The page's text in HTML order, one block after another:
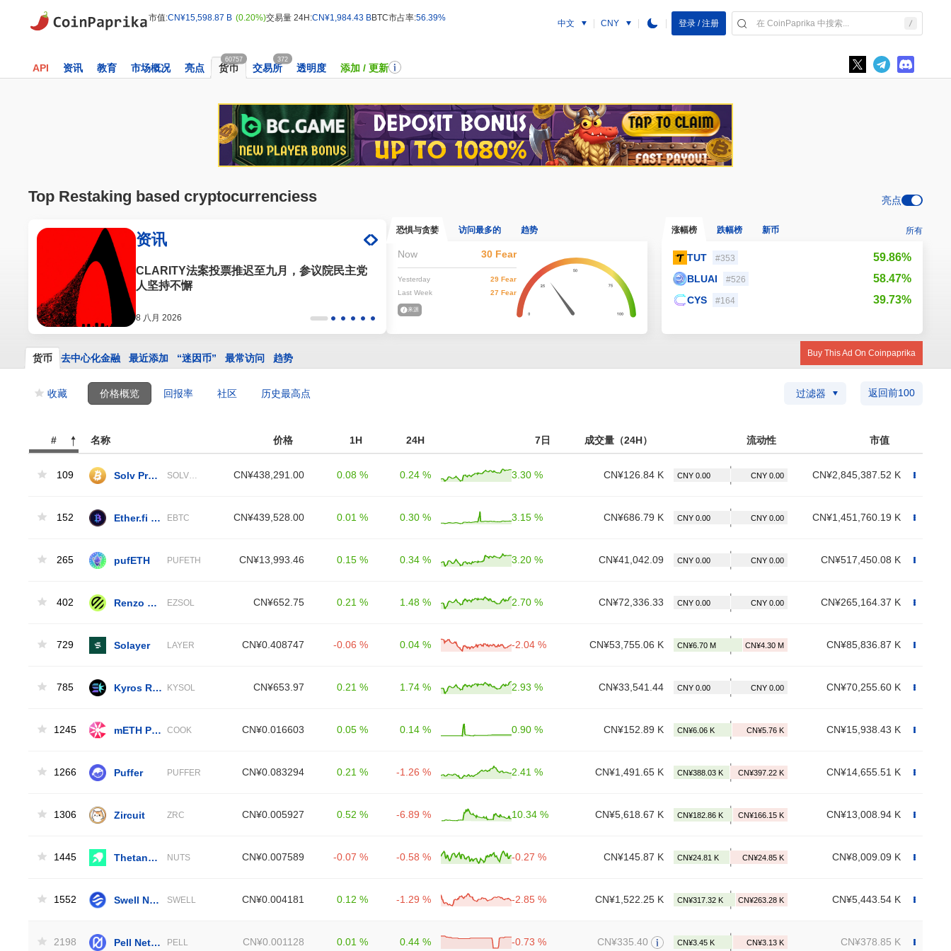
市值:CN¥15,598.87 B (0.20%)交易量 24H:CN¥1,984.43 BBTC市占率:56.39%
中文 CNY 登录 / 注册
API 资讯 教育 市场概况 亮点 货币
60757
交易所
372
透明度 添加 / 更新
Top Restaking based cryptocurrenciess 亮点
资讯
CLARITY法案投票推迟至九月，参议院民主党
人坚持不懈
8 八月 2026
恐惧与贪婪 访问最多的 趋势
Now 30 Fear
Yesterday
29 Fear
Last Week
27 Fear
来源
涨幅榜 跌幅榜 新币 所有
TUT #353 59.86%
BLUAI #526 58.47%
CYS #164 39.73%
货币 去中心化金融 最近添加 “迷因币” 最常访问 趋势 Buy This Ad On Coinpaprika
收藏 价格概览 回报率 社区 历史最高点 过滤器 返回前100
# 名称 价格 1H 24H 7日 成交量（24H） 流动性 市值
109 Solv Protocol solvBTC CN¥438,291.00 0.08 % 0.24 % 3.30 % CN¥126.84 K CN¥2,845,387.52 K
152 EBTC CN¥439,528.00 0.01 % 0.30 % 3.15 % CN¥686.79 K CN¥1,451,760.19 K
265 pufETH PUFETH CN¥13,993.46 0.15 % 0.34 % 3.20 % CN¥41,042.09 CN¥517,450.08 K
402 EZSOL CN¥652.75 0.21 % 1.48 % 2.70 % CN¥72,336.33 CN¥265,164.37 K
729 Solayer LAYER CN¥0.408747 -0.06 % 0.04 % -2.04 % CN¥53,755.06 K CN¥85,836.87 K
785 KYSOL CN¥653.97 0.21 % 1.74 % 2.93 % CN¥33,541.44 CN¥70,255.60 K
1245 COOK CN¥0.016603 0.05 % 0.14 % 0.90 % CN¥152.89 K CN¥15,938.43 K
1266 Puffer PUFFER CN¥0.083294 0.21 % -1.26 % 2.41 % CN¥1,491.65 K CN¥14,655.51 K
1306 Zircuit ZRC CN¥0.005927 0.52 % -6.89 % 10.34 % CN¥5,618.67 K CN¥13,008.94 K
1445 NUTS CN¥0.007589 -0.07 % -0.58 % -0.27 % CN¥145.87 K CN¥8,009.09 K
1552 SWELL CN¥0.004181 0.12 % -1.29 % -2.85 % CN¥1,522.25 K CN¥5,443.54 K
2198 PELL CN¥0.001128 0.01 % 0.44 % -0.73 % CN¥335.40 CN¥378.85 K